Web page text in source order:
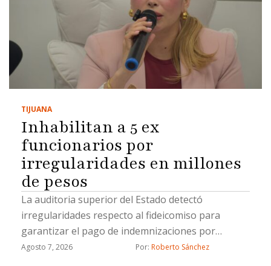
TIJUANA
Inhabilitan a 5 ex
funcionarios por
irregularidades en millones
de pesos
La auditoria superior del Estado detectó
irregularidades respecto al fideicomiso para
garantizar el pago de indemnizaciones por
fallecimiento a los causahabientes del personal
Agosto 7, 2026 Por: Roberto Sánchez